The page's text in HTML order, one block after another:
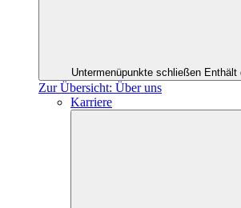
Untermenüpunkte schließen Enthält
Zur Übersicht: Über uns
Karriere